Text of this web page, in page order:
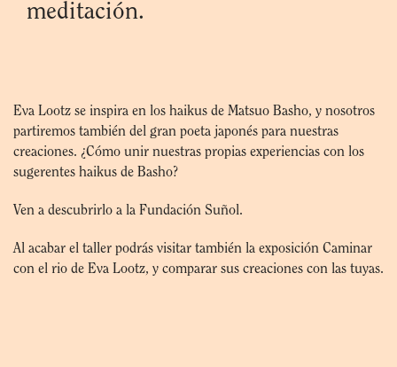
meditación.
Eva Lootz se inspira en los haikus de Matsuo Basho, y nosotros
partiremos también del gran poeta japonés para nuestras
creaciones. ¿Cómo unir nuestras propias experiencias con los
sugerentes haikus de Basho?
Ven a descubrirlo a la Fundación Suñol.
Al acabar el taller podrás visitar también la exposición Caminar
con el rio de Eva Lootz, y comparar sus creaciones con las tuyas.